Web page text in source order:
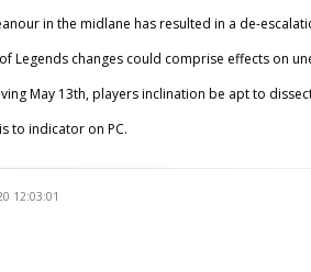
in the midlane has resulted in a de-
Legends changes could comprise effects on
May 13th, players inclination be apt to
to indicator on PC.
12:03:01